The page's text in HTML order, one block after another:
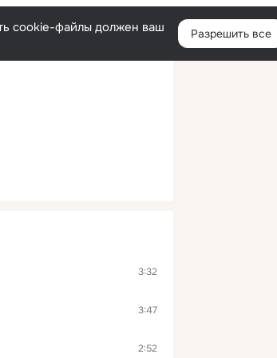
Войти
cookie-файлы должен ваш
Разрешить все
3:32
3:47
2:52